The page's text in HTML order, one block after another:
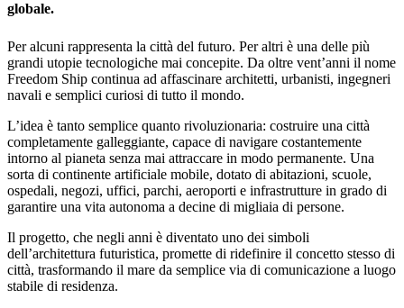
globale.
Per alcuni rappresenta la città del futuro. Per altri è una delle più
grandi utopie tecnologiche mai concepite. Da oltre vent’anni il nome
Freedom Ship continua ad affascinare architetti, urbanisti, ingegneri
navali e semplici curiosi di tutto il mondo.
L’idea è tanto semplice quanto rivoluzionaria: costruire una città
completamente galleggiante, capace di navigare costantemente
intorno al pianeta senza mai attraccare in modo permanente. Una
sorta di continente artificiale mobile, dotato di abitazioni, scuole,
ospedali, negozi, uffici, parchi, aeroporti e infrastrutture in grado di
garantire una vita autonoma a decine di migliaia di persone.
Il progetto, che negli anni è diventato uno dei simboli
dell’architettura futuristica, promette di ridefinire il concetto stesso di
città, trasformando il mare da semplice via di comunicazione a luogo
stabile di residenza.